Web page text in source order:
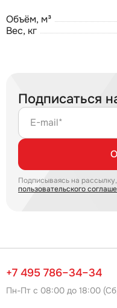
Объём, м³
Вес, кг
Подписаться
E-mail*
Подписываясь на
пользовательского
+7 495 786–34–34
Пн-Пт с 08:00 до 18:00